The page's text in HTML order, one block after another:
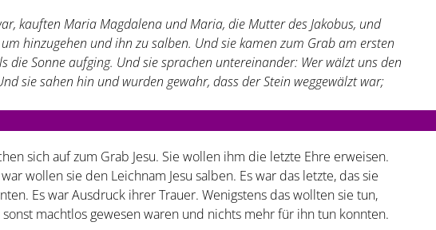
kauften Maria Magdalena und Maria, die Mutter des Jakobus, und
hinzugehen und ihn zu salben. Und sie kamen zum Grab am ersten
die Sonne aufging. Und sie sprachen untereinander: Wer wälzt uns den
sie sahen hin und wurden gewahr, dass der Stein weggewälzt war;
sich auf zum Grab Jesu. Sie wollen ihm die letzte Ehre erweisen.
wollen sie den Leichnam Jesu salben. Es war das letzte, das sie
Es war Ausdruck ihrer Trauer. Wenigstens das wollten sie tun,
machtlos gewesen waren und nichts mehr für ihn tun konnten.